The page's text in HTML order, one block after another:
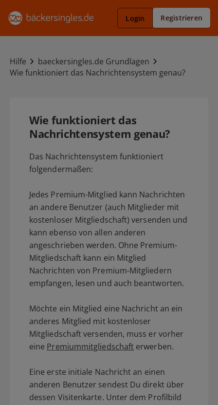
Login Registrieren
Hilfe
baeckersingles.de Grundlagen
Wie funktioniert das Nachrichtensystem genau?
Wie funktioniert das
Nachrichtensystem genau?
Das Nachrichtensystem funktioniert
folgendermaßen:
Jedes Premium-Mitglied kann Nachrichten
an andere Benutzer (auch Mitglieder mit
kostenloser Mitgliedschaft) versenden und
kann ebenso von allen anderen
angeschrieben werden. Ohne Premium-
Mitgliedschaft kann ein Mitglied
Nachrichten von Premium-Mitgliedern
empfangen, lesen und auch beantworten.
Möchte ein Mitglied eine Nachricht an ein
anderes Mitglied mit kostenloser
Mitgliedschaft versenden, muss er vorher
eine Premiummitgliedschaft erwerben.
Eine erste initiale Nachricht an einen
anderen Benutzer sendest Du direkt über
dessen Visitenkarte. Unter dem Profilbild